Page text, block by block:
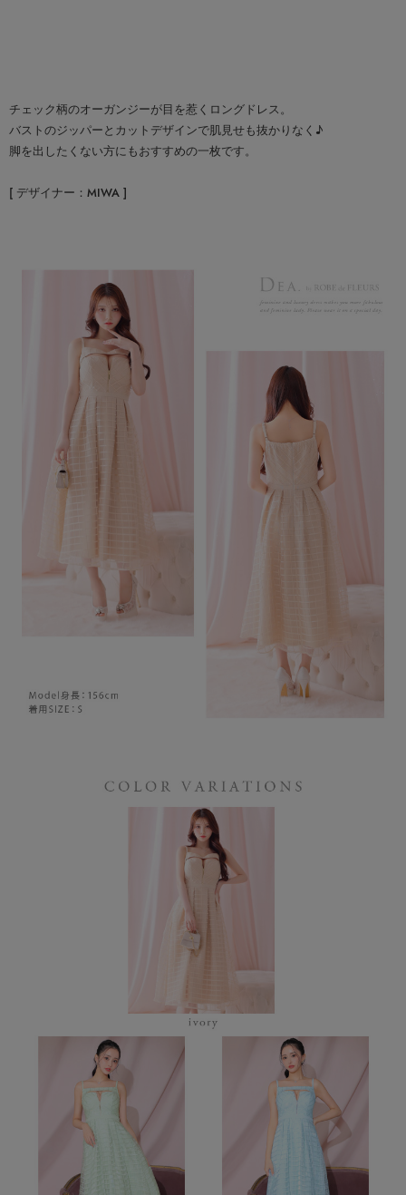
チェック柄のオーガンジーが目を惹くロングドレス。
バストのジッパーとカットデザインで肌見せも抜かりなく♪
脚を出したくない方にもおすすめの一枚です。
[ デザイナー：MIWA ]